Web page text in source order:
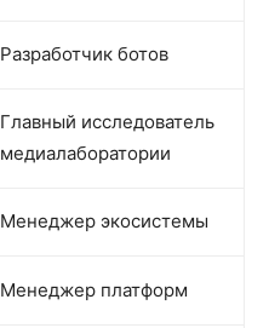
Разработчик ботов
Главный исследователь
медиалаборатории
Менеджер экосистемы
Менеджер платформ